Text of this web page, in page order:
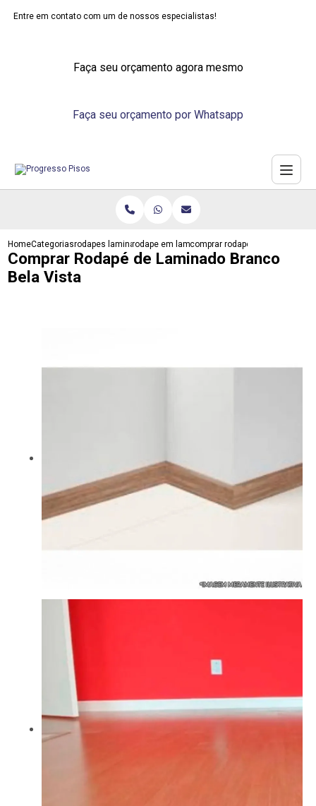
Entre em contato com um de nossos especialistas!
Faça seu orçamento agora mesmo
Faça seu orçamento por Whatsapp
HomeCategoriasrodapes laminadosrodape em laminadocomprar rodape de laminado
Comprar Rodapé de Laminado Branco
Bela Vista